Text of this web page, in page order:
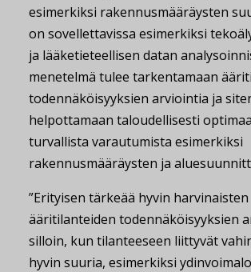
esimerkiksi rakennusmääräysten
on sovellettavissa esimerkiksi
ja lääketieteellisen datan
menetelmä tulee tarkentamaan
todennäköisyyksien arviointia ja
helpottamaan taloudellisesti
turvallista varautumista esimerkiksi
rakennusmääräysten ja
”Erityisen tärkeää hyvin harvinaisten
ääritilanteiden todennäköisyyksien
silloin, kun tilanteeseen liittyvät
hyvin suuria, esimerkiksi